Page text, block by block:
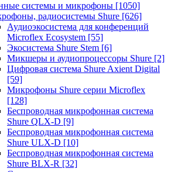
системы и микрофоны [1050]
радиосистемы Shure [626]
Аудиоэкосистема для конференций
Microflex Ecosystem [55]
Экосистема Shure Stem [6]
Микшеры и аудиопроцессоры Shure [2]
Цифровая система Shure Axient Digital
[59]
Микрофоны Shure серии Microflex
[128]
Беспроводная микрофонная система
Shure QLX-D [9]
Беспроводная микрофонная система
Shure ULX-D [10]
Беспроводная микрофонная система
Shure BLX-R [32]